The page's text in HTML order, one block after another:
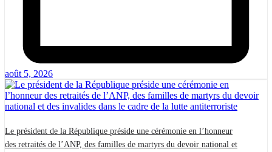
août 5, 2026
Le président de la République préside une cérémonie en l’honneur
des retraités de l’ANP, des familles de martyrs du devoir national et